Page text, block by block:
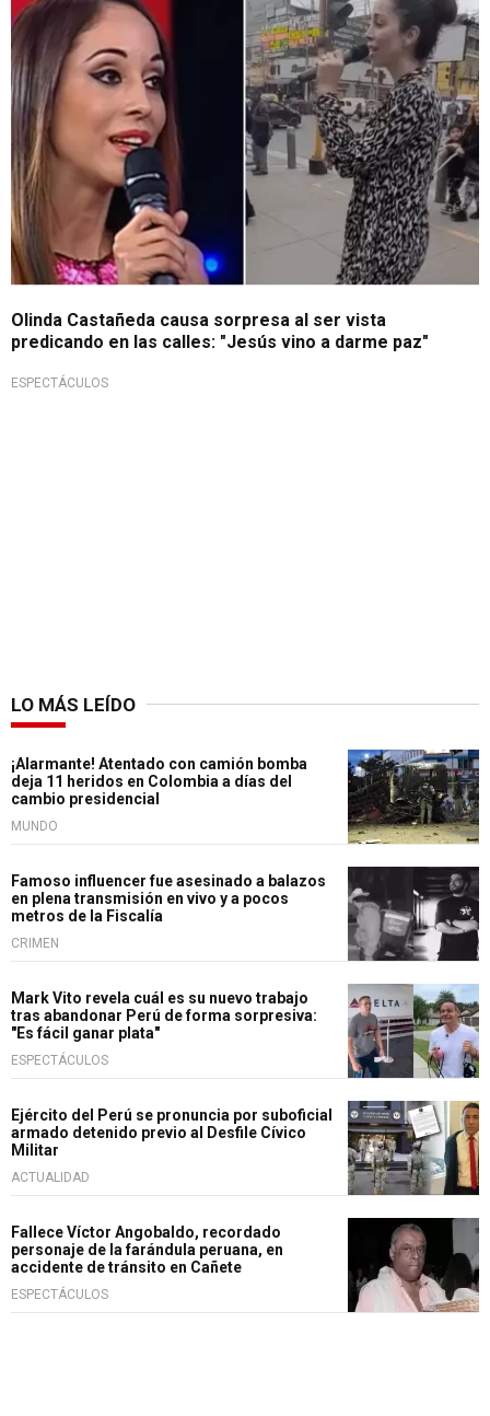
Olinda Castañeda causa sorpresa al ser vista
predicando en las calles: "Jesús vino a darme paz"
ESPECTÁCULOS
LO MÁS LEÍDO
¡Alarmante! Atentado con camión bomba
deja 11 heridos en Colombia a días del
cambio presidencial
MUNDO
Famoso influencer fue asesinado a balazos
en plena transmisión en vivo y a pocos
metros de la Fiscalía
CRIMEN
Mark Vito revela cuál es su nuevo trabajo
tras abandonar Perú de forma sorpresiva:
"Es fácil ganar plata"
ESPECTÁCULOS
Ejército del Perú se pronuncia por suboficial
armado detenido previo al Desfile Cívico
Militar
ACTUALIDAD
Fallece Víctor Angobaldo, recordado
personaje de la farándula peruana, en
accidente de tránsito en Cañete
ESPECTÁCULOS